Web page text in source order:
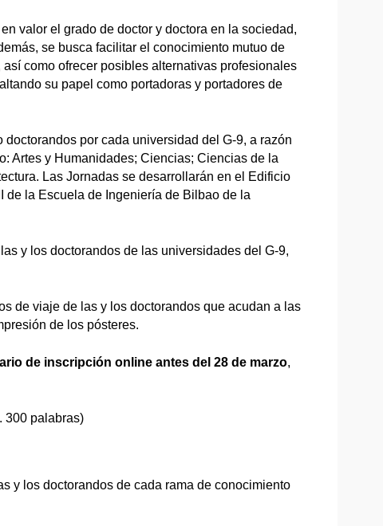
valor el grado de doctor y doctora en la sociedad,
se busca facilitar el conocimiento mutuo de
como ofrecer posibles alternativas profesionales
su papel como portadoras y portadores de
por cada universidad del G-9, a razón
Artes y Humanidades; Ciencias; Ciencias de la
Las Jornadas se desarrollarán en el Edificio
de la Escuela de Ingeniería de Bilbao de la
y los doctorandos de las universidades del G-9,
de viaje de las y los doctorandos que acudan a las
de los pósteres.
de inscripción online antes del 28 de marzo,
300 palabras)
y los doctorandos de cada rama de conocimiento